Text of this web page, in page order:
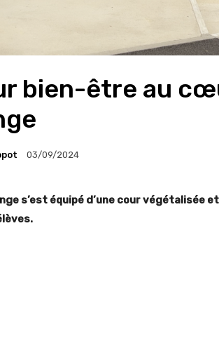
bien-être au
03/09/2024
s’est équipé d’une cour